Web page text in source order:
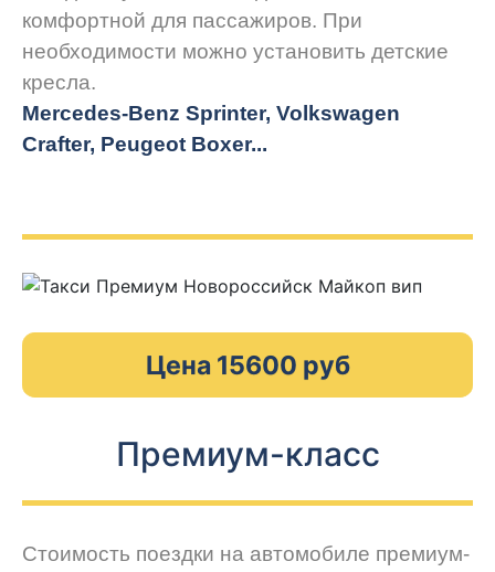
комфортной для пассажиров. При
необходимости можно установить детские
кресла.
Mercedes-Benz Sprinter, Volkswagen
Crafter, Peugeot Boxer...
Цена 15600 руб
Премиум-класс
Стоимость поездки на автомобиле премиум-